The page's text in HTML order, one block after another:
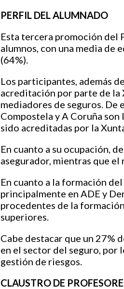
PERFIL DELALUMNADO
Esta tercera promoción del
alumnos, con una media de
(64%).
Los participantes, además
acreditación por parte de la
mediadores de seguros. De
Compostela y A Coruña
sido acreditadas por la
En cuanto a su ocupación,
asegurador, mientras que
En cuanto a la formación
principalmente en ADE y
procedentes de la
superiores.
Cabe destacar que un 27%
en el sector del seguro, por
gestión de riesgos.
CLAUSTRO DE P